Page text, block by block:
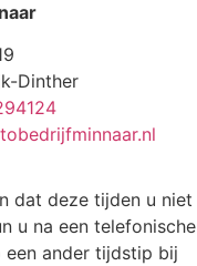
Dinther
dat deze tijden u niet
u na een telefonische
ander tijdstip bij